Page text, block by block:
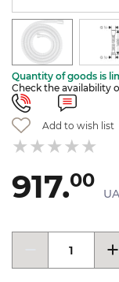
Quantity of goods is
Check the availability
Add to wish list
917.00